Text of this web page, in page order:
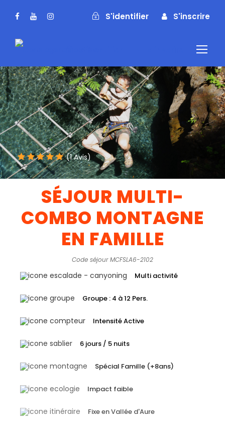
S'identifier S'inscrire
(1 Avis)
SÉJOUR MULTI-
COMBO MONTAGNE
EN FAMILLE
Code séjour MCFSLA6-2102
Multi activité
Groupe : 4 à 12 Pers.
Intensité Active
6 jours / 5 nuits
Spécial Famille (+8ans)
Impact faible
Fixe en Vallée d'Aure